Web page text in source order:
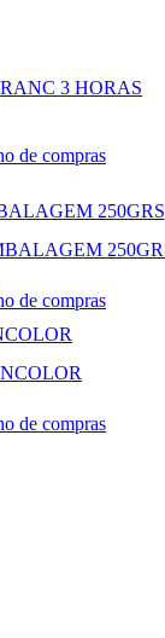
3 HORAS
250GRS